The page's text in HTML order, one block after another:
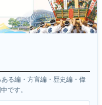
る編・方言編・歴史編・偉
です。